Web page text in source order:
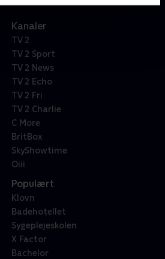
Kanaler
TV 2
TV 2 Sport
TV 2 News
TV 2 Echo
TV 2 Fri
TV 2 Charlie
C More
BritBox
SkyShowtime
Oiii
Populært
Klovn
Badehotellet
Sygeplejeskolen
X Factor
Bachelor